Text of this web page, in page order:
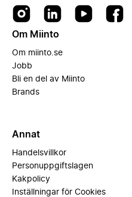
Om Miinto
Om miinto.se
Jobb
Bli en del av Miinto
Brands
Annat
Handelsvillkor
Personuppgiftslagen
Kakpolicy
Inställningar för Cookies